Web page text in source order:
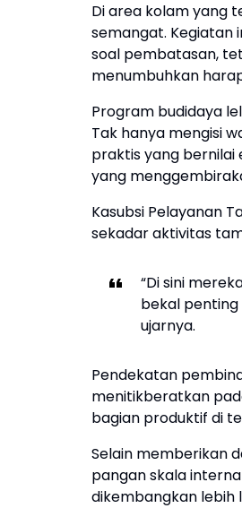
Di area kolam yang
semangat. Kegiatan
soal pembatasan,
menumbuhkan
Program budidaya
Tak hanya mengisi
praktis yang bernilai
yang
Kasubsi Pelayanan
sekadar aktivitas
“Di sini
bekal
ujarnya.
Pendekatan
menitikberatkan
bagian produktif di
Selain memberikan
pangan skala
dikembangkan lebih